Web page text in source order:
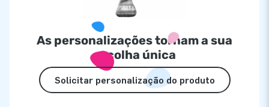
As personalizações tornam a sua
escolha única
Solicitar personalização do produto